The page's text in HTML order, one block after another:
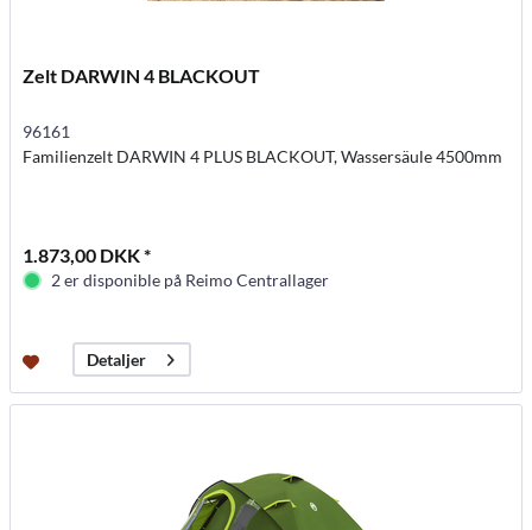
Zelt DARWIN 4 BLACKOUT
96161
Familienzelt DARWIN 4 PLUS BLACKOUT, Wassersäule 4500mm
1.873,00 DKK *
2 er disponible på Reimo Centrallager
Detaljer